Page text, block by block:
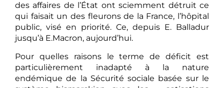
des affaires de l’État ont sciemment détruit ce
qui faisait un des fleurons de la France, l’hôpital
public, visé en priorité. Ce, depuis E. Balladur
jusqu’à E.Macron, aujourd’hui.
Pour quelles raisons le terme de déficit est
particulièrement inadapté à la nature
endémique de la Sécurité sociale basée sur le